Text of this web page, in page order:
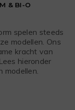
& BI-O
spelen steeds
modellen. Ons
kracht van
hieronder
modellen.